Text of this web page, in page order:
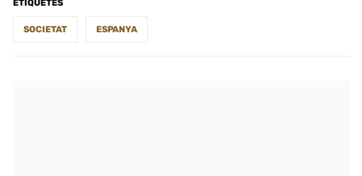
ETIQUETES
SOCIETAT ESPANYA